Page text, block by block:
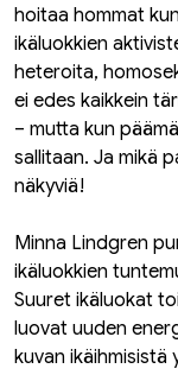
hoitaa hommat
ikäluokkien
heteroita,
ei edes kaikkein
– mutta kun
sallitaan. Ja mikä
näkyviä!
Minna Lindgren
ikäluokkien
Suuret ikäluokat
luovat uuden
kuvan ikäihmisistä